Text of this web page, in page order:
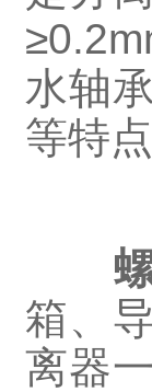
水轴
等特
箱、
离器